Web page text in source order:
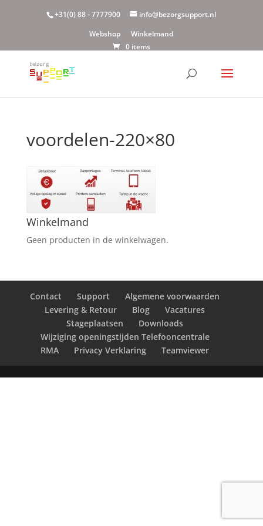
+31(0) 88 - 7777900
info@bezorgsupport.nl
Webshop
Winkelmand
0 items
voordelen-220×80
Winkelmand
Geen producten in de winkelwagen.
Contact Support
Algemene voorwaarden
Levering & Retour
Blog
Vacatures
Stageplaatsen
Downloads
Wijziging openingstijden Telefooncentrale
RMA
Privacy Verklaring Teamviewer